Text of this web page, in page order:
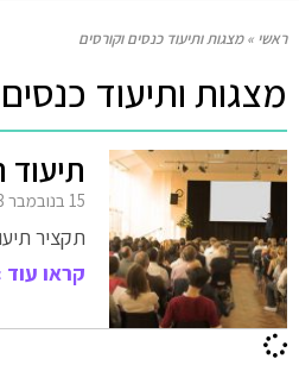
ראשי »מצגות ותיעוד כנסים וקורסים
מצגות ותיעוד
15 בנובמבר 2023
תקציר
קראו עוד